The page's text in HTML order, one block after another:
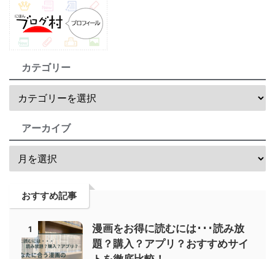
カテゴリー
アーカイブ
おすすめ記事
1
漫画をお得に読むには･･･読み放
題？購入？アプリ？おすすめサイ